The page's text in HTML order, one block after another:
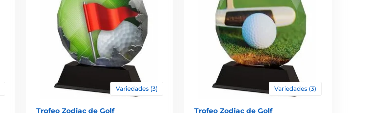
Variedades (3)
Trofeo Zodiac de Golf
Variedades (3)
Trofeo Zodiac de Golf